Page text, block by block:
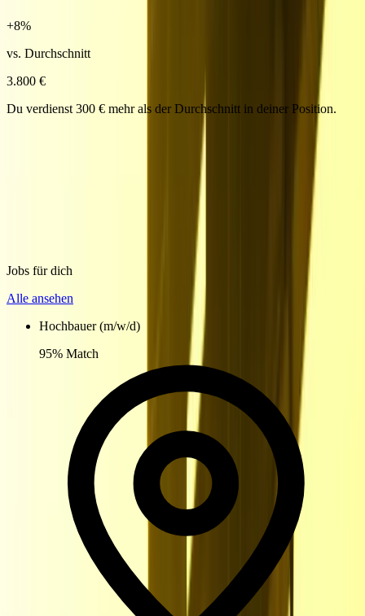
+8%
vs. Durchschnitt
3.800 €
Du verdienst 300 € mehr als der Durchschnitt in deiner Position.
Finde Jobs, die zu dir passen
Jobs für dich
Alle ansehen
Hochbauer (m/w/d)
95% Match